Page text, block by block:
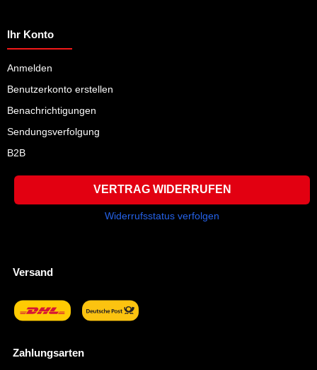
Ihr Konto
Anmelden
Benutzerkonto erstellen
Benachrichtigungen
Sendungsverfolgung
B2B
VERTRAG WIDERRUFEN
Widerrufsstatus verfolgen
Versand
Zahlungsarten